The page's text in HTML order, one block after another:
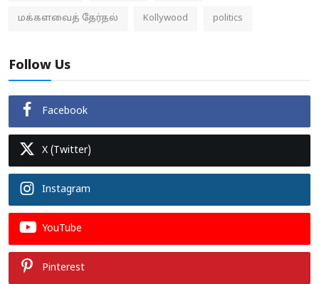
மக்களவைத் தேர்தல் Kollywood politics
Follow Us
Facebook
X (Twitter)
Instagram
YouTube
Pinterest